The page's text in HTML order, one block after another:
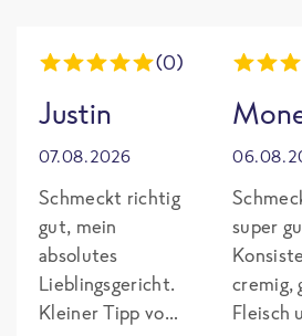
(0)
Justin
07.08.2026
Schmeckt richtig
gut, mein
absolutes
Lieblingsgericht.
Kleiner Tipp von
super
cremig,
Fleisch